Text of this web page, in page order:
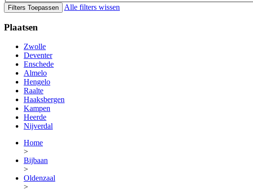
Filters Toepassen Alle filters wissen
Plaatsen
Zwolle
Deventer
Enschede
Almelo
Hengelo
Raalte
Haaksbergen
Kampen
Heerde
Nijverdal
Home
>
Bijbaan
>
Oldenzaal
>